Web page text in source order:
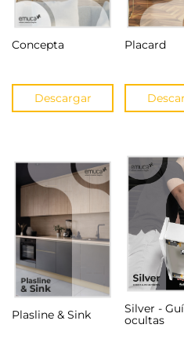
Concepta
Descargar
Placard
Plasline & Sink
Silver -
ocultas